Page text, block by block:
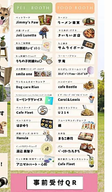
神
出雲市天神町
町
出雲市小川町
所だんだん広場
斐川町
出雲市新町
民会館
出雲市江田町
出雲市渡橋町
町
出雲市白枝町
市荻杼
出雲市荻杼町
出雲市駅前町
店
出雲市高岡町
出雲平野
出雲店
出雲斐川店